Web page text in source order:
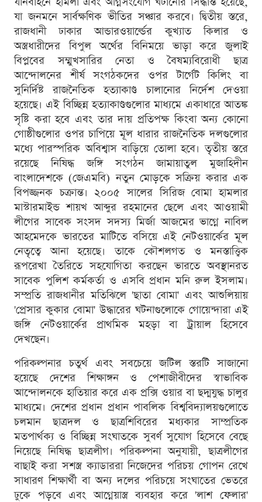
যা জনমনে সার্বক্ষণিক ভীতির সঞ্চার করবে। দ্বিতীয় স্তরে,
রাজধানী ঢাকার আন্ডারওয়ার্ল্ডের কুখ্যাত কিলার ও
অস্ত্রধারীদের বিপুল অর্থের বিনিময়ে ভাড়া করে জুলাই
বিপ্লবের সম্মুখসারির নেতা ও বৈষম্যবিরোধী ছাত্র
আন্দোলনের শীর্ষ সংগঠকদের ওপর টার্গেট কিলিং বা
সুনির্দিষ্ট রাজনৈতিক হত্যাকাণ্ড চালানোর নির্দেশ দেওয়া
হয়েছে। এই বিচ্ছিন্ন হত্যাকাণ্ডগুলোর মাধ্যমে একাধারে আতঙ্ক
সৃষ্টি করা হবে এবং তার দায় প্রতিপক্ষ কিংবা অন্য কোনো
গোষ্ঠীগুলোর ওপর চাপিয়ে মূল ধারার রাজনৈতিক দলগুলোর
মধ্যে পারস্পরিক অবিশ্বাস বাড়িয়ে তোলা হবে। তৃতীয় স্তরে
রয়েছে নিষিদ্ধ জঙ্গি সংগঠন জামায়াতুল মুজাহিদীন
বাংলাদেশকে (জেএমবি) নতুন মোড়কে সক্রিয় করার এক
বিপজ্জনক চক্রান্ত। ২০০৫ সালের সিরিজ বোমা হামলার
মাস্টারমাইন্ড শায়খ আব্দুর রহমানের ছেলে এবং আওয়ামী
লীগের সাবেক সংসদ সদস্য মির্জা আজমের ভাগ্নে নাবিল
আহমেদকে ভারতের মাটিতে বসিয়ে এই নেটওয়ার্কের মূল
নেতৃত্বে আনা হয়েছে। তাকে কৌশলগত ও মনস্তাত্ত্বিক
রূপরেখা তৈরিতে সহযোগিতা করছেন ভারতে অবস্থানরত
সাবেক পুলিশ কর্মকর্তা ও এসবি প্রধান মনি রুল ইসলাম।
সম্প্রতি রাজধানীর মতিঝিলে 'ছাতা বোমা' এবং আশুলিয়ায়
'প্রেসার কুকার বোমা' উদ্ধারের ঘটনাগুলোকে গোয়েন্দারা এই
জঙ্গি নেটওয়ার্কের প্রাথমিক মহড়া বা ট্রায়াল হিসেবে
দেখছেন।
পরিকল্পনার চতুর্থ এবং সবচেয়ে জটিল স্তরটি সাজানো
হয়েছে দেশের শিক্ষাঙ্গন ও পেশাজীবীদের স্বাভাবিক
আন্দোলনকে হাতিয়ার করে এক প্রক্সি ওয়ার বা ছদ্মযুদ্ধ চালুর
মাধ্যমে। দেশের প্রধান প্রধান পাবলিক বিশ্ববিদ্যালয়গুলোতে
চলমান ছাত্রদল ও ছাত্রশিবিরের মধ্যকার সাম্প্রতিক
মতপার্থক্য ও বিচ্ছিন্ন সংঘাতকে সুবর্ণ সুযোগ হিসেবে বেছে
নিয়েছে নিষিদ্ধ ছাত্রলীগ। পরিকল্পনা অনুযায়ী, ছাত্রলীগের
বাছাই করা সশস্ত্র ক্যাডাররা নিজেদের পরিচয় গোপন রেখে
সাধারণ শিক্ষার্থী বা অন্য দলের পরিচয়ে সংঘাতের ভেতরে
ঢুকে পড়বে এবং আগ্নেয়াস্ত্র ব্যবহার করে 'লাশ ফেলার'